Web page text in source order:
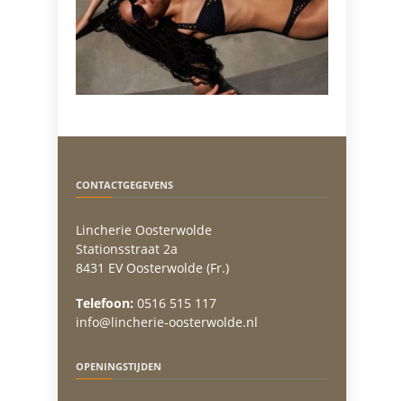
CONTACTGEGEVENS
Lincherie Oosterwolde
Stationsstraat 2a
8431 EV Oosterwolde (Fr.)
Telefoon: 0516 515 117
info@lincherie-oosterwolde.nl
OPENINGSTIJDEN